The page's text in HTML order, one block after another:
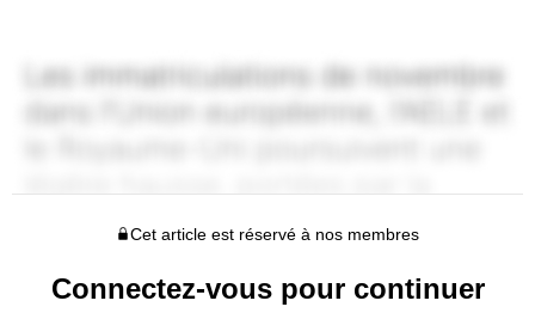
Cet article est réservé à nos membres
Connectez-vous pour continuer